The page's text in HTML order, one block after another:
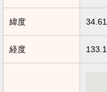
緯度
経度